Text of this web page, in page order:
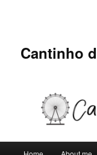
Cantinho